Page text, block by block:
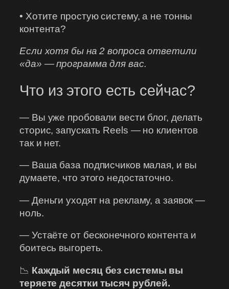
• Хотите простую систему, а не тонны
контента?
Если хотя бы на 2 вопроса ответили
«да» — программа для вас.
Что из этого есть сейчас?
— Вы уже пробовали вести блог, делать
сторис, запускать Reels — но клиентов
так и нет.
— Ваша база подписчиков малая, и вы
думаете, что этого недостаточно.
— Деньги уходят на рекламу, а заявок —
ноль.
— Устаёте от бесконечного контента и
боитесь выгореть.
📉 Каждый месяц без системы вы
теряете десятки тысяч рублей.